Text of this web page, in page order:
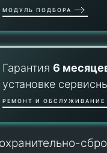
МОДУЛЬ ПОДБОРА
Гарантия 6
установке
РЕМОНТ И ОБСЛУЖИВАНИЕ